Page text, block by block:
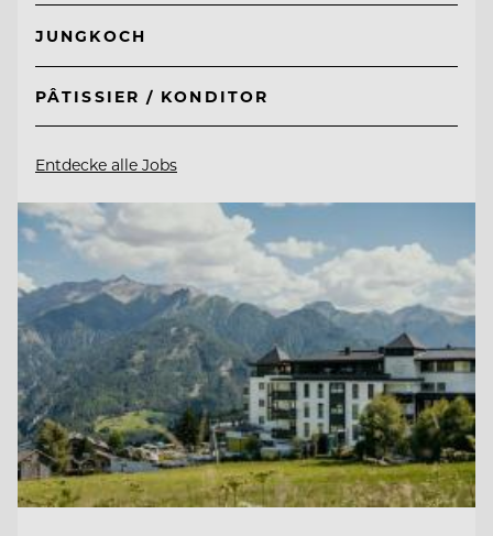
JUNGKOCH
PÂTISSIER / KONDITOR
Entdecke alle Jobs